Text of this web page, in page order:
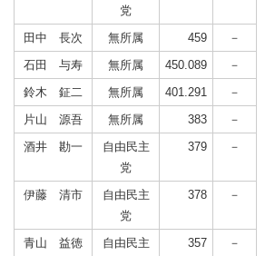
党
田中 長次 無所属 459
－
石田 与寿
無所属 450.089
－
鈴木 鉦二
無所属 401.291
－
片山 源吾
無所属 383
－
酒井 勘一
自由民主
党
379 －
伊藤 清市
自由民主
党
378 －
青山 益徳
自由民主
357 －